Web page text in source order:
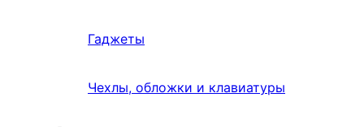
Гаджеты
Чехлы, обложки и клавиатуры